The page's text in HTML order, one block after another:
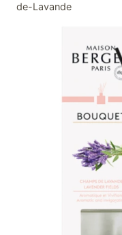
de-Lavande